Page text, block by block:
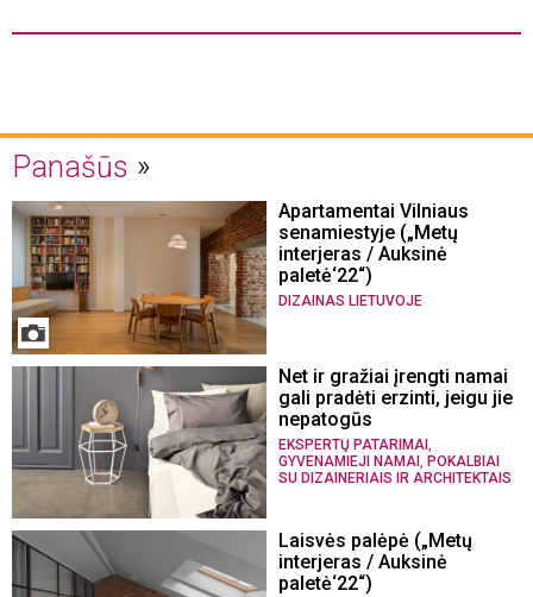
Panašūs
Apartamentai Vilniaus
senamiestyje („Metų
interjeras / Auksinė
paletė‘22“)
DIZAINAS LIETUVOJE
Net ir gražiai įrengti namai
gali pradėti erzinti, jeigu jie
nepatogūs
EKSPERTŲ PATARIMAI
GYVENAMIEJI NAMAI POKALBIAI
SU DIZAINERIAIS IR ARCHITEKTAIS
Laisvės palėpė („Metų
interjeras / Auksinė
paletė‘22“)